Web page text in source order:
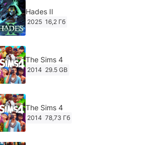
Hades II
2025 16,2 Гб
The Sims 4
2014 29.5 GB
The Sims 4
2014 78,73 Гб